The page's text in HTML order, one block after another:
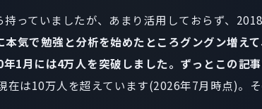
っていましたが、あまり活用しておらず、
本気で勉強と分析を始めたところグングン増え
1月には4万人を突破しました。ずっとこの記
在は10万人を超えています(2026年7月時点)。